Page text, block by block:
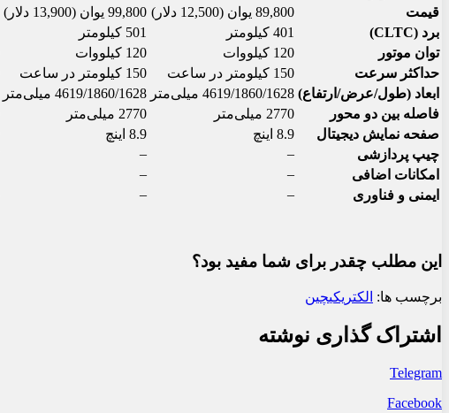
قیمت
89,800 یوان (12,500 دلار) 99,800 یوان (13,900 دلار)
برد (CLTC)
401 کیلومتر 501 کیلومتر
توان موتور
120 کیلووات 120 کیلووات
حداکثر سرعت
150 کیلومتر در ساعت 150 کیلومتر در ساعت
ابعاد (طول/عرض/ارتفاع) 4619/1860/1628 میلی‌متر 4619/1860/1628 میلی‌متر
فاصله بین دو محور
2770 میلی‌متر 2770 میلی‌متر
صفحه نمایش دیجیتال
8.9 اینچ 8.9 اینچ
چیپ پردازشی
–
–
امکانات اضافی
–
–
ایمنی و فناوری
–
–
این مطلب چقدر برای شما مفید بود؟
برچسب ها: الکتریکیچین
اشتراک گذاری نوشته
Telegram
Facebook